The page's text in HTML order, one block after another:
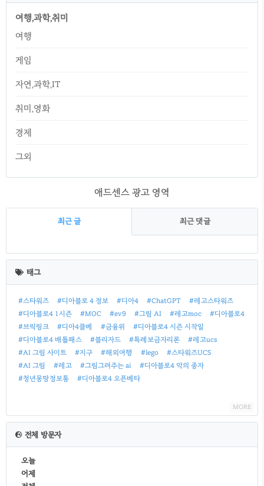
여행,과학,취미
여행
게임
자연,과학,IT
취미,영화
경제
그외
애드센스 광고 영역
최근 글 최근 댓글
최
근
글
태그
#스타워즈 #디아블로 4 정보 #디아4 #ChatGPT
#레고스타워즈
#디아블로4 1시즌
#MOC #ev9 #그림 AI #레고moc
#디아블로4
#브릭링크
#디아4클베 #금융위
#디아블로4 시즌 시작일
#디아블로4 배틀패스
#블리자드 #특례보금자리론
#레고ucs
#AI 그림 사이트
#지구 #해외여행 #lego
#스타워즈UCS
#AI 그림
#레고 #그림그려주는 ai
#디아블로4 악의 종자
#청년몽땅정보통
#디아블로4 오픈베타
MORE
전체 방문자
오늘
어제